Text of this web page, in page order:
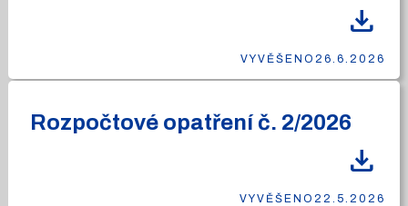
download
VYVĚŠENO 26.6.2026
Rozpočtové opatření č. 2/2026
download
VYVĚŠENO 22.5.2026